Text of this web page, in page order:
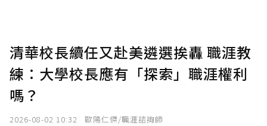
清華校長續任又赴美遴選挨轟 職涯教
練：大學校長應有「探索」職涯權利
嗎？
2026-08-02 10:32 歐陽仁傑/職涯諮詢師